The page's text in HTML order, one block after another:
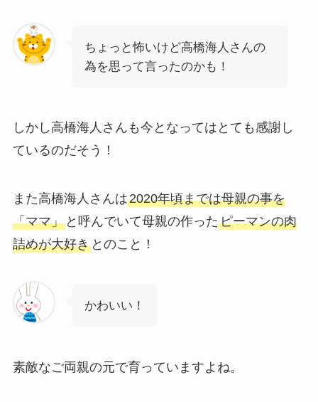
ちょっと怖いけど高橋海人さんの
為を思って言ったのかも！
しかし高橋海人さんも今となってはとても感謝し
ているのだそう！
また高橋海人さんは2020年頃までは母親の事を
「ママ」と呼んでいて母親の作ったピーマンの肉
詰めが大好きとのこと！
かわいい！
素敵なご両親の元で育っていますよね。